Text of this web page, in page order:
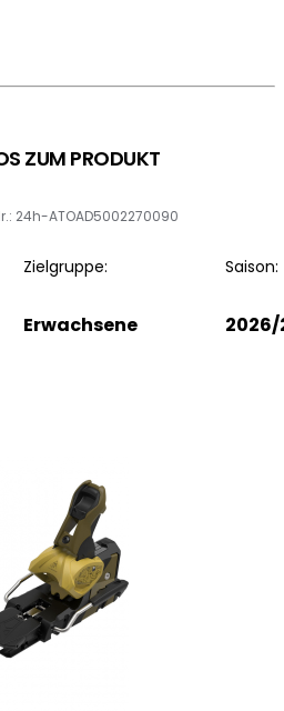
ZUM PRODUKT
24h-ATOAD5002270090
Zielgruppe:
Erwachsene
Saison:
2026/